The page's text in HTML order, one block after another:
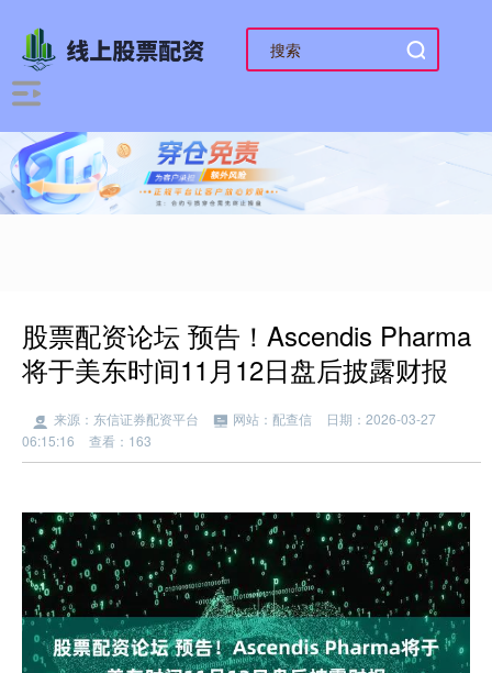
股票配资论坛 预告！Ascendis Pharma
将于美东时间11月12日盘后披露财报
来源：东信证券配资平台 网站：配查信
日期：2026-03-27
06:15:16
查看：163